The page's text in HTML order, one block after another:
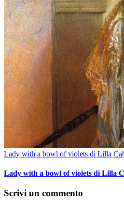
Lady with a bowl of violets di Lilla
Lady with a bowl of violets di Lilla
Scrivi un commento